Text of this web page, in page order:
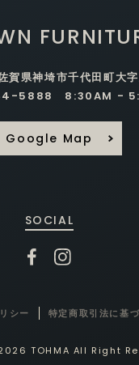
県神埼市千代田町大字
5888 8:30AM -
Google Map
SOCIAL
シー 特定商取引法に基
TOHMA All Right